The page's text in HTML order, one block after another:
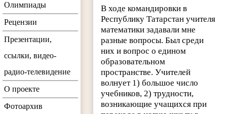
В ходе командировки в
Республику Татарстан учителя
математики задавали мне
разные вопросы. Был среди
них и вопрос о едином
образовательном
пространстве. Учителей
волнует 1) большое число
учебников, 2) трудности,
возникающие учащихся при
Олимпиады
Рецензии
Презентации,
ссылки, видео-
радио-телевидение
О проекте
Фотоархив